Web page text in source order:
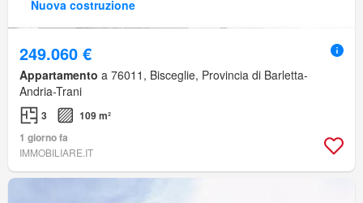
Nuova costruzione
249.060 €
Appartamento a 76011, Bisceglie, Provincia di Barletta-
Andria-Trani
3
109 m²
1 giorno fa
IMMOBILIARE.IT